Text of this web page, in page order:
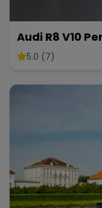
Audi R8 V10
5.0 (7)